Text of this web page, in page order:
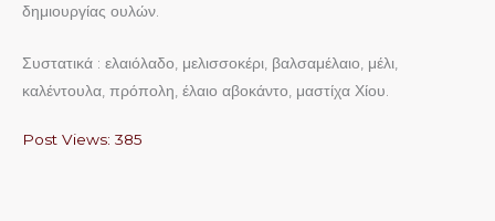
δημιουργίας ουλών.
Συστατικά : ελαιόλαδο, μελισσοκέρι, βαλσαμέλαιο, μέλι,
καλέντουλα, πρόπολη, έλαιο αβοκάντο, μαστίχα Χίου.
Post Views: 385